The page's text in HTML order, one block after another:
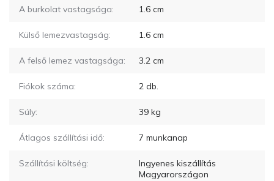
A burkolat vastagsága: 1.6cm
Külső lemezvastagság: 1.6cm
A felső lemez vastagsága: 3.2cm
Fiókok száma: 2db.
Súly: 39kg
Átlagos szállítási idő: 7 munkanap
Szállítási költség:
Ingyenes kiszállítás
Magyarországon